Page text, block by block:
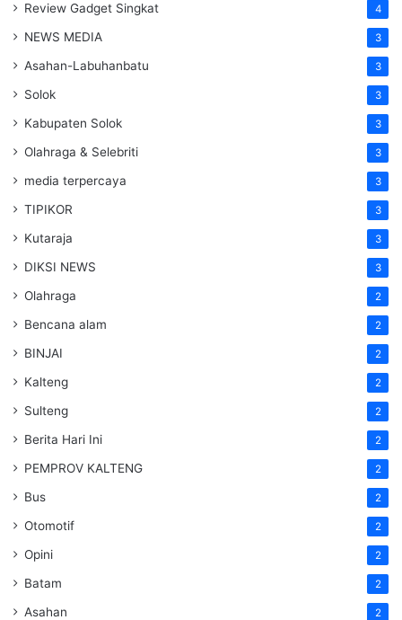
Review Gadget Singkat 4
NEWS MEDIA 3
Asahan-Labuhanbatu 3
Solok 3
Kabupaten Solok 3
Olahraga & Selebriti 3
media terpercaya 3
TIPIKOR 3
Kutaraja 3
DIKSI NEWS 3
Olahraga 2
Bencana alam 2
BINJAI 2
Kalteng 2
Sulteng 2
Berita Hari Ini 2
PEMPROV KALTENG 2
Bus 2
Otomotif 2
Opini 2
Batam 2
Asahan 2